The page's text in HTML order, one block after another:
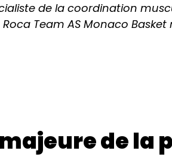
de la coordination
Team AS Monaco
de la